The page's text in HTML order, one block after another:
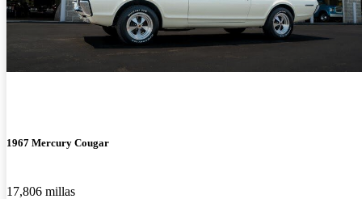
1967 Mercury Cougar
17,806 millas